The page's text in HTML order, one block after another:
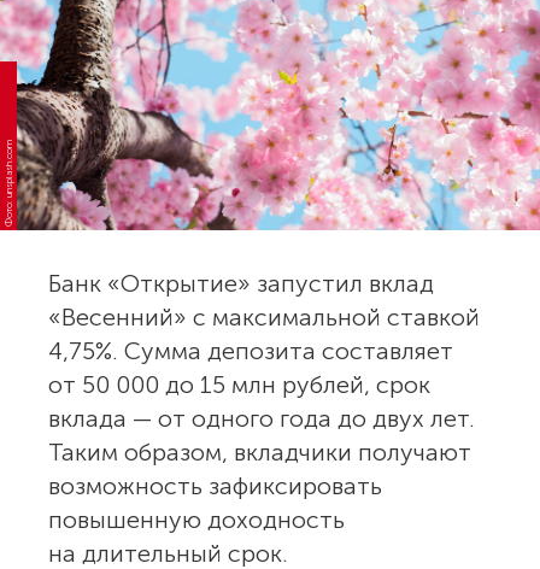
Фото: unsplash.com
Банк «Открытие» запустил вклад
«Весенний» с максимальной ставкой
4,75%. Сумма депозита составляет
от 50 000 до 15 млн рублей, срок
вклада — от одного года до двух лет.
Таким образом, вкладчики получают
возможность зафиксировать
повышенную доходность
на длительный срок.